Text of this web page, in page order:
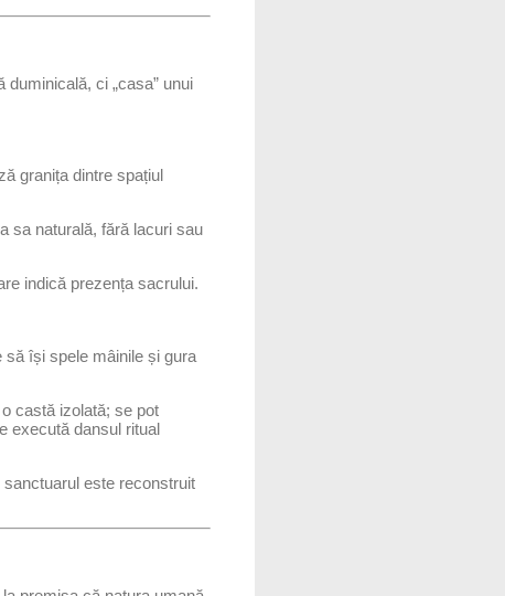
ci „casa” unui
granița dintre spațiul
sa naturală, fără lacuri sau
indică prezența sacrului.
să își spele mâinile și gura
castă izolată; se pot
execută dansul ritual
este reconstruit